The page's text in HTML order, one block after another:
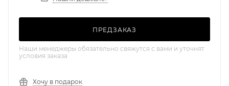
ПРЕДЗАКАЗ
Наши менеджеры обязательно свяжутся с вами и уточнят
условия заказа
Хочу в подарок